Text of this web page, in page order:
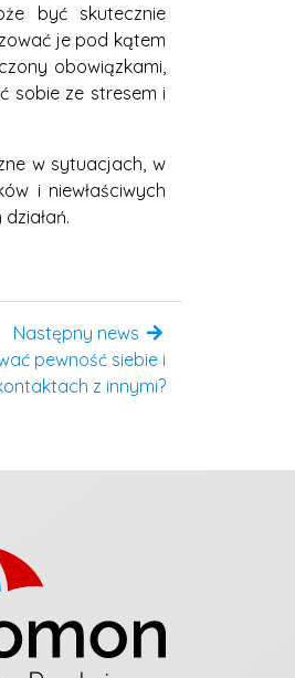
być skutecznie
je pod kątem
obowiązkami,
sobie ze stresem i
w sytuacjach, w
i niewłaściwych
Następny news
pewność siebie i
z innymi?